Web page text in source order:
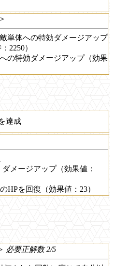
単体への特効ダメージアップ
2250）
の特効ダメージアップ（効果
達成
メージアップ（効果値：
HPを回復（効果値：23）
必要正解数 2/5